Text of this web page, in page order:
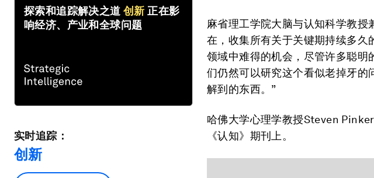
探索和追踪解决之道 创新 正在影
响经济、产业和全球问题
实时追踪：
创新
麻省理工学院大脑与认知科学教
在，收集所有关于关键期持续多久
领域中难得的机会，尽管许多聪明
们仍然可以研究这个看似老掉牙的
解到的东西。”
哈佛大学心理学教授Steven
《认知》期刊上。